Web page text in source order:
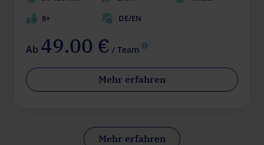
8+
DE/EN
Ab 49.00 € / Team
Mehr erfahren
Mehr erfahren